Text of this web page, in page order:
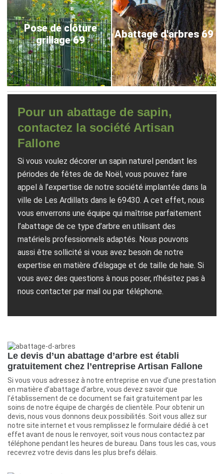
Pose de clôture
grillage 69
Abattage d'arbres 69
Pour un abattage de sapin,
contactez la société Artisan
Fallone
Si vous voulez décorer un sapin naturel pendant les
périodes de fêtes de de Noël, vous pouvez faire
appel à l’expertise de notre société implantée dans la
ville de Les Ardillats dans le 69430. A cet effet, nous
vous enverrons une équipe qui maîtrise parfaitement
l’abattage de ce type d’arbre en utilisant des
matériels professionnels adaptés. Nous pouvons
aussi être sollicité si vous avez besoin de notre
expertise en matière d’élagage et de taille de haie. Si
vous avez des questions à nous poser, n’hésitez pas à
nous contacter par mail ou par téléphone.
Le devis d’un abattage d’arbre est établi
gratuitement chez l’entreprise Artisan Fallone
Si vous vous adressez à notre entreprise en vue d’une prestation
en matière d’abattage d’arbre, vous devez savoir que
l’établissement de ce document se fait gratuitement par les
soins de notre équipe de chargés de clientèle. Pour obtenir un
devis, nous vous donnons deux possibilités. Soit vous allez sur
notre site internet et vous remplissez le formulaire dédié à cet
effet avant de nous le renvoyer, soit vous nous contactez par
téléphone pendant les heures de bureau. Dans tous les cas, vous
recevrez votre devis dans les plus brefs délais.